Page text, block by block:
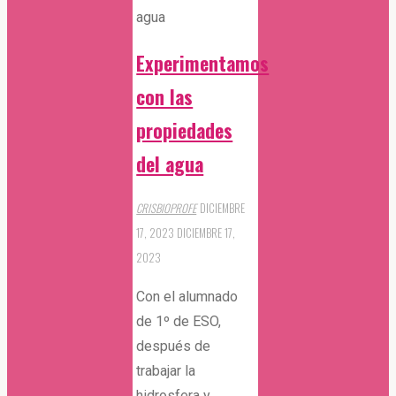
Clasificación"
Experimentamos
con las
propiedades
del agua
CRISBIOPROFE DICIEMBRE
17, 2023 DICIEMBRE 17,
2023
Con el alumnado
de 1º de ESO,
después de
trabajar la